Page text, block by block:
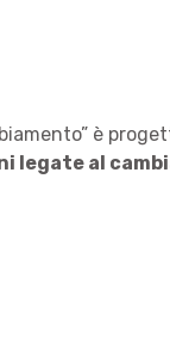
è
legate al